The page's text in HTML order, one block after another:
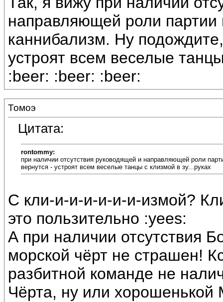
направляющей роли партии
каннибализм. Ну
устроят всем веселые
:beer: :beer: :beer:
Томоэ
Цитата:
rontommy:
при наличии отсутствия руководящей и направляющей роли
вернутся - устроят всем веселые танцы с клизмой в зу...руках
С кли-и-и-и-и-и-и-измой?
это пользительно :yees:
А при наличии отсутствия
морской чёрт не страшен!
разбитной команде не
Чёрта, ну или хорошенькой